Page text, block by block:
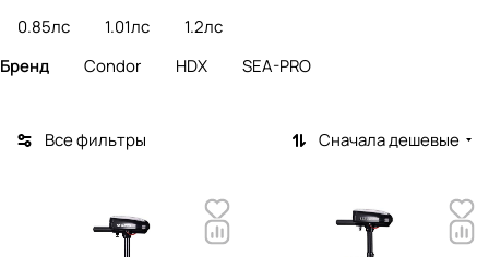
0.85лс
1.01лс
1.2лс
Бренд
Condor HDX SEA-PRO
Все фильтры Сначала дешевые